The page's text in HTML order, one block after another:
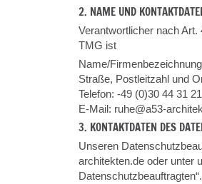
2. NAME UND
Verantwortlicher nach
TMG ist
Name/
Straße, Postleitzahl und
Telefon: -49 (0)30 44 31
E-Mail: ruhe@a53-
3. KONTAKTDATEN DES
Unseren
architekten.de oder unter
Datenschutzbeauftragten“.